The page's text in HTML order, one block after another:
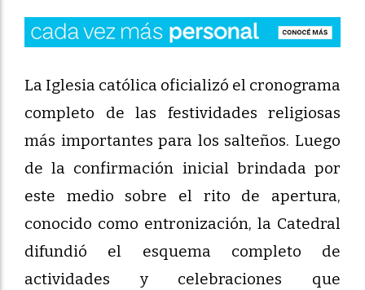
La Iglesia católica oficializó el cronograma
completo de las festividades religiosas
más importantes para los salteños. Luego
de la confirmación inicial brindada por
este medio sobre el rito de apertura,
conocido como entronización, la Catedral
difundió el esquema completo de
actividades y celebraciones que